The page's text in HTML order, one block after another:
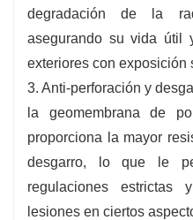
degradación de la
asegurando su vida útil
exteriores con exposición
3. Anti-perforación y
la geomembrana de
proporciona la mayor
desgarro, lo que le
regulaciones
lesiones en ciertos